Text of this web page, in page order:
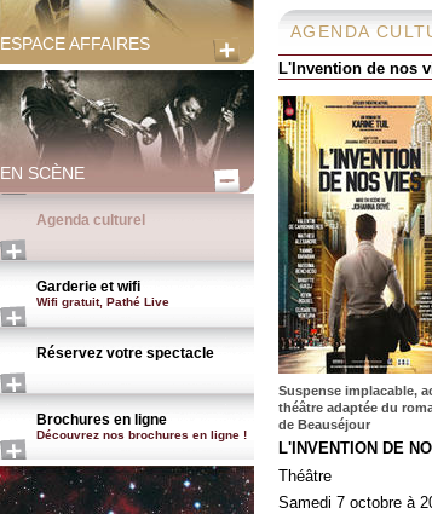
ESPACE AFFAIRES
EN SCÈNE
Agenda culturel
Garderie et wifi
Wifi gratuit, Pathé Live
Réservez votre spectacle
Brochures en ligne
Découvrez nos brochures en ligne !
AGENDA
L'Invention de nos
Suspense implacable,
théâtre adaptée du
de Beauséjour
L'INVENTION DE
Théâtre
Samedi 7 octobre à